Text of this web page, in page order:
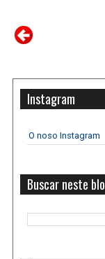
Instagram
O noso Instagram
Buscar neste